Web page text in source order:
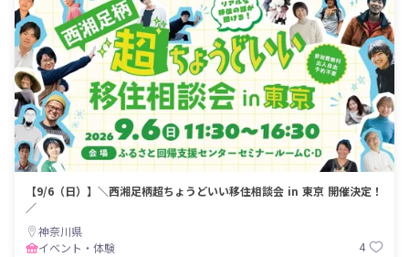
【9/6（日）】＼西湘足柄超ちょうどいい移住相談会 in 東京 開催決定！
／
神奈川県
イベント・体験
4